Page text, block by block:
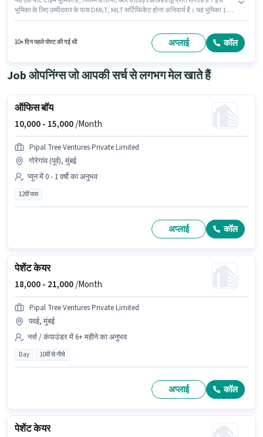
भूमिका के लिए उम्मीदवार के पास DMLT, MLT सर्टिफिकेट होना अनिवार्य है। यह भूमिका 1 - 2
है। यह नौकरी विद्या विहार वेस्ट, मुंबई में स्थित है।
10+ दिन पहले पोस्ट की गई थी अप्लाई कॉल
Job ओपनिंग्स जो आपकी सर्च से लगभग मेल खाते हैं
ऑफिस बॉय
10,000 - 15,000/Month
Pipal Tree Ventures Private Limited
गोरेगांव (पूर्व), मुंबई
प्यून में 0 - 1 वर्षो का अनुभव
12वीं पास
अप्लाई कॉल
पेशेंट केयर
18,000 - 21,000/Month
Pipal Tree Ventures Private Limited
पवई, मुंबई
नर्स / कंपाउंडर में 6+ महीने का अनुभव
Day 10वीं से नीचे
अप्लाई कॉल
पेशेंट केयर